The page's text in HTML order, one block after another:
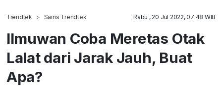
Trendtek Sains Trendtek Rabu , 20 Jul 2022, 07:48 WIB
Ilmuwan Coba Meretas Otak
Lalat dari Jarak Jauh, Buat
Apa?